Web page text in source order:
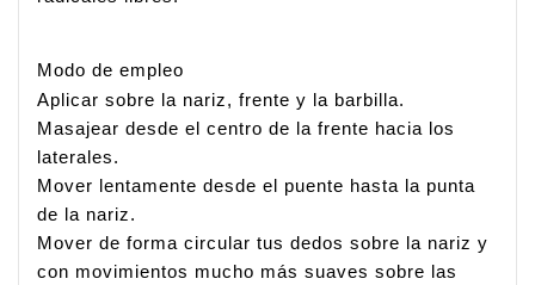
Modo de empleo
Aplicar sobre la nariz, frente y la barbilla.
Masajear desde el centro de la frente hacia los
laterales.
Mover lentamente desde el puente hasta la punta
de la nariz.
Mover de forma circular tus dedos sobre la nariz y
con movimientos mucho más suaves sobre las